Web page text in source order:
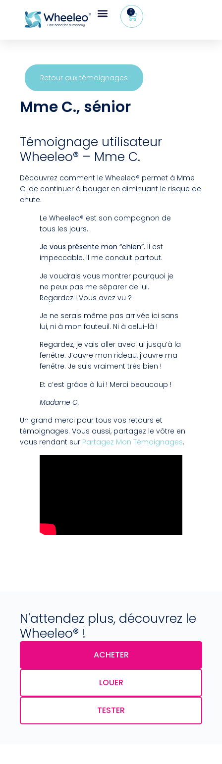
0
Retour aux témoignages
Mme C., sénior
Témoignage utilisateur
Wheeleo® – Mme C.
Découvrez comment le Wheeleo® permet à Mme
C. de continuer à bouger en diminuant le risque de
chute.
Le Wheeleo® est son compagnon de
tous les jours.
Je vous présente mon “chien”. Il est
impeccable. Il me conduit partout.
Je voudrais vous montrer pourquoi je
ne peux pas me séparer de lui.
Regardez ! Vous avez vu ?
Je ne serais même pas arrivée ici sans
lui, ni à mon fauteuil. Ni à celui-là !
Regardez, je vais aller avec lui jusqu’à la
fenêtre. J’ouvre mon rideau, j’ouvre ma
fenêtre. Je suis vraiment très bien !
Et c’est grâce à lui ! Merci beaucoup !
Madame C.
Un grand merci pour tous vos retours et
témoignages. Vous aussi, partagez le vôtre en
vous rendant sur Partagez Mon Témoignages.
N'attendez plus, découvrez le
Wheeleo® !
ACHETER
LOUER
TESTER